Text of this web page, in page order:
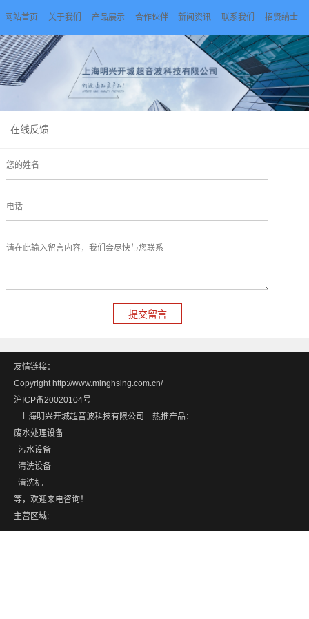
网站首页 关于我们 产品展示 合作伙伴 新闻资讯 联系我们 招贤纳士
在线反馈
友情链接：
Copyright http://www.minghsing.com.cn/
沪ICP备20020104号
上海明兴开城超音波科技有限公司 热推产品：
废水处理设备
污水设备
清洗设备
清洗机
等，欢迎来电咨询！
主营区域: